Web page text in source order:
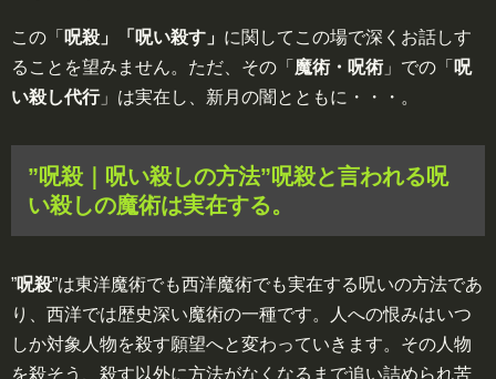
この「 呪殺」「呪い殺す」 に関してこの場で深くお話しす
ることを望みません。ただ、その「 魔術・呪術 」での「 呪
い殺し代行」は実在し、新月の闇とともに・・・。
”呪殺｜呪い殺しの方法”呪殺と言われる呪
い殺しの魔術は実在する。
”呪殺”は東洋魔術でも西洋魔術でも実在する呪いの方法であ
り、西洋では歴史深い魔術の一種です。人への恨みはいつ
しか対象人物を殺す願望へと変わっていきます。その人物
を殺そう、殺す以外に方法がなくなるまで追い詰められ苦